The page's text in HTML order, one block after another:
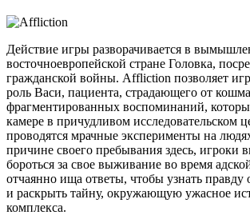
Действие игры разворачивается в
восточноевропейской стране Головка,
гражданской войны. Affliction позволяет
роль Васи, пациента, страдающего от
фрагментированных воспоминаний,
камере в причудливом исследовательском
проводятся мрачные эксперименты на
причине своего пребывания здесь, игроки
бороться за свое выживание во время
отчаянно ища ответы, чтобы узнать правду
и раскрыть тайну, окружающую ужасное
комплекса.